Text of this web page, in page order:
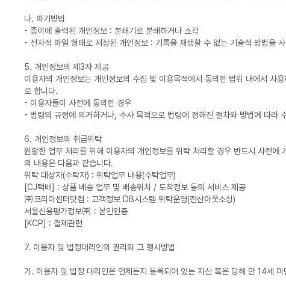
나. 파기방법
- 종이에 출력된 개인정보 : 분쇄기로 분쇄하거나 소각
- 전자적 파일 형태로 저장된 개인정보 : 기록을 재생할 수 없는 기술적 방법을 사
5. 개인정보의 제3자 제공
이용자의 개인정보는 개인정보의 수집 및 이용목적에서 동의한 범위 내에서 사
로 합니다.
- 이용자들이 사전에 동의한 경우
- 법령의 규정에 의거하거나, 수사 목적으로 법령에 정해진 절차와 방법에 따라
6. 개인정보의 취급위탁
원활한 업무 처리를 위해 이용자의 개인정보를 위탁 처리할 경우 반드시 사전에
의 내용은 다음과 같습니다.
위탁 대상자(수탁자) : 위탁업무 내용(수탁업무)
[CJ택배] : 상품 배송 업무 및 배송위치 / 도착정보 등의 서비스 제공
㈜코리아센터닷컴 : 고객정보 DB시스템 위탁운영(전산아웃소싱)
서울신용평가정보㈜ : 본인인증
[KCP] : 결제관련
7. 이용자 및 법정대리인의 권리와 그 행사방법
가. 이용자 및 법정 대리인은 언제든지 등록되어 있는 자신 혹은 당해 만 14세